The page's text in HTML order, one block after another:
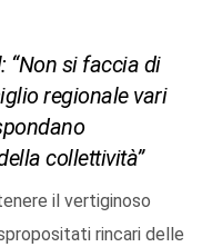
“Non si faccia di
regionale vari
collettività”
il vertiginoso
rincari delle